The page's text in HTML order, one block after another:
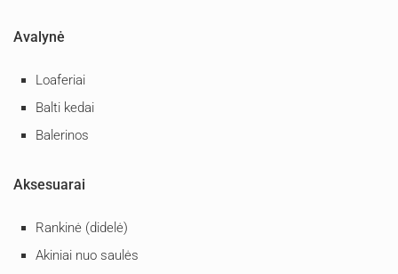
Avalynė
Loaferiai
Balti kedai
Balerinos
Aksesuarai
Rankinė (didelė)
Akiniai nuo saulės